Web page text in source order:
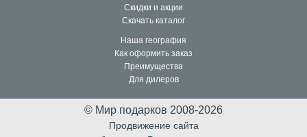
Скидки и акции
Скачать каталог
Наша география
Как оформить заказ
Преимущества
Для дилеров
© Мир подарков 2008-2026
Продвижение сайта